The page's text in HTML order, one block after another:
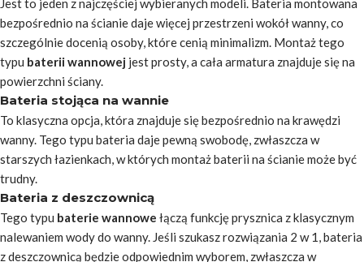
Jest to jeden z najczęściej wybieranych modeli. Bateria montowana
bezpośrednio na ścianie daje więcej przestrzeni wokół wanny, co
szczególnie docenią osoby, które cenią minimalizm. Montaż tego
typu baterii wannowej jest prosty, a cała armatura znajduje się na
powierzchni ściany.
Bateria stojąca na wannie
To klasyczna opcja, która znajduje się bezpośrednio na krawędzi
wanny. Tego typu bateria daje pewną swobodę, zwłaszcza w
starszych łazienkach, w których montaż baterii na ścianie może być
trudny.
Bateria z deszczownicą
Tego typu baterie wannowe łączą funkcję prysznica z klasycznym
nalewaniem wody do wanny. Jeśli szukasz rozwiązania 2 w 1, bateria
z deszczownicą będzie odpowiednim wyborem, zwłaszcza w